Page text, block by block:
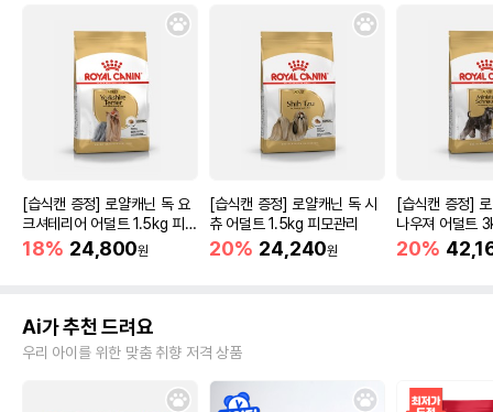
[습식캔 증정] 로얄캐닌 독 요
크셔테리어 어덜트 1.5kg 피모
관리
18% 24,800원
[습식캔 증정] 로얄캐닌 독 시
츄 어덜트 1.5kg 피모관리
20% 24,240원
[습식캔 증정]
나우져 어덜트
20%
Ai가 추천 드려요
우리 아이를 위한 맞춤 취향 저격 상품